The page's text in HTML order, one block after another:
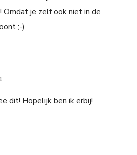
Omdat je zelf ook niet in de
;-)
dit! Hopelijk ben ik erbij!